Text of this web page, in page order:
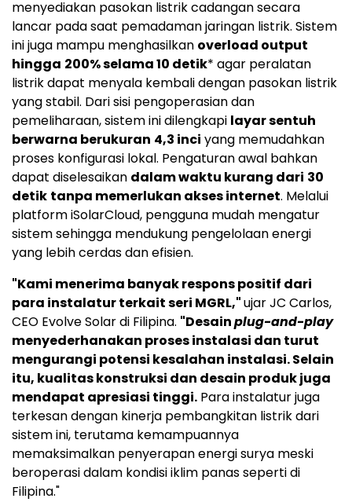
menyediakan pasokan listrik cadangan secara
lancar pada saat pemadaman jaringan listrik. Sistem
ini juga mampu menghasilkan overload output
hingga 200% selama 10 detik* agar peralatan
listrik dapat menyala kembali dengan pasokan listrik
yang stabil. Dari sisi pengoperasian dan
pemeliharaan, sistem ini dilengkapi layar sentuh
berwarna berukuran 4,3 inci yang memudahkan
proses konfigurasi lokal. Pengaturan awal bahkan
dapat diselesaikan dalam waktu kurang dari 30
detik tanpa memerlukan akses internet. Melalui
platform iSolarCloud, pengguna mudah mengatur
sistem sehingga mendukung pengelolaan energi
yang lebih cerdas dan efisien.
"Kami menerima banyak respons positif dari
para instalatur terkait seri MGRL,"ujar JC Carlos,
CEO Evolve Solar di Filipina. "Desainplug-and-play
menyederhanakan proses instalasi dan turut
mengurangi potensi kesalahan instalasi. Selain
itu, kualitas konstruksi dan desain produk juga
mendapat apresiasi tinggi. Para instalatur juga
terkesan dengan kinerja pembangkitan listrik dari
sistem ini, terutama kemampuannya
memaksimalkan penyerapan energi surya meski
beroperasi dalam kondisi iklim panas seperti di
Filipina."